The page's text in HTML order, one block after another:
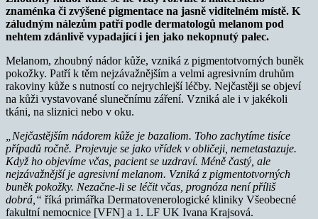
znaménka či zvýšené pigmentace na jasně viditelném místě. K
záludným nálezům patří podle dermatologů melanom pod
nehtem zdánlivě vypadající i jen jako nekopnutý palec.
Melanom, zhoubný nádor kůže, vzniká z pigmentotvorných buněk
pokožky. Patří k těm nejzávažnějším a velmi agresivním druhům
rakoviny kůže s nutností co nejrychlejší léčby. Nejčastěji se objeví
na kůži vystavované slunečnímu záření. Vzniká ale i v jakékoli
tkáni, na sliznici nebo v oku.
„Nejčastějším nádorem kůže je bazaliom. Toho zachytíme tisíce
případů ročně. Projevuje se jako vřídek v obličeji, nemetastazuje.
Když ho objevíme včas, pacient se uzdraví. Méně častý, ale
nejzávažnější je agresivní melanom. Vzniká z pigmentotvorných
buněk pokožky. Nezačne-li se léčit včas, prognóza není příliš
dobrá,“ říká primářka Dermatovenerologické kliniky Všeobecné
fakultní nemocnice [VFN] a 1. LF UK Ivana Krajsová.